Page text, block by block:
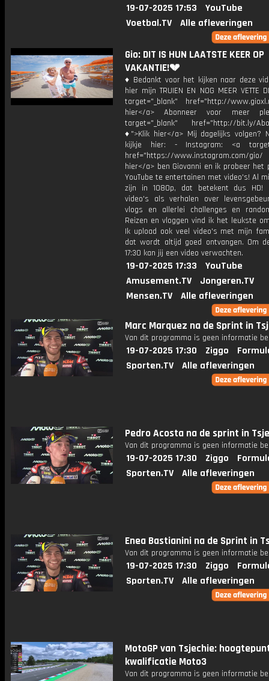
19-07-2025 17:53
YouTube
Voetbal.TV
Alle afleveringen
Gio: DIT IS HUN LAATSTE KEER OP
VAKANTIE!💔
♦ Bedankt voor het kijken naar deze
hier mijn TRUIEN EN NOG MEER VETTE
target="_blank" href="http://
hier</a> Abonneer voor meer
target="_blank" href="http://bit.ly/
♦">Klik hier</a> Mij dagelijks volgen?
kijkje hier: - Instagram: <a
href="https://www.instagram.com/
hier</a> ben Giovanni en ik probeer het
YouTube te entertainen met video's! Al
zijn in 1080p, dat betekent dus HD!
video's als verhalen over
vlogs en allerlei challenges en
Reizen en vloggen vind ik het leukste
Ik upload ook veel video's met mijn
dat wordt altijd goed ontvangen. Om
17:30 kan jij een video verwachten.
19-07-2025 17:33
YouTube
Amusement.TV
Jongeren.TV
Mensen.TV
Alle afleveringen
Marc Marquez na de Sprint in
Van dit programma is geen informatie
19-07-2025 17:30 Ziggo
Sporten.TV
Alle afleveringen
Pedro Acosta na de sprint in
Van dit programma is geen informatie
19-07-2025 17:30 Ziggo
Sporten.TV
Alle afleveringen
Enea Bastianini na de Sprint in
Van dit programma is geen informatie
19-07-2025 17:30 Ziggo
Sporten.TV
Alle afleveringen
MotoGP van Tsjechie:
kwalificatie Moto3
Van dit programma is geen informatie